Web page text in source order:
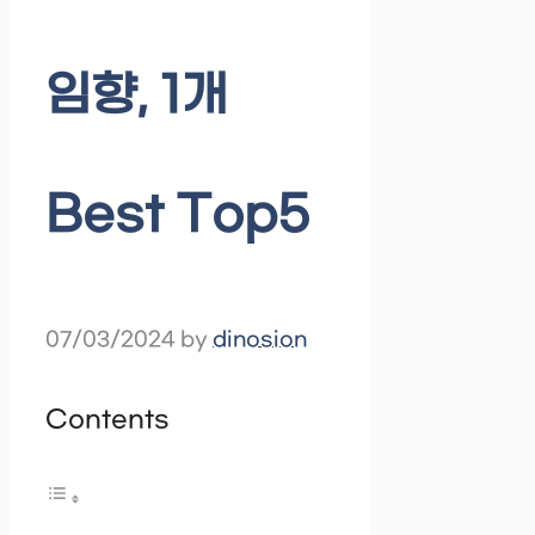
임향, 1개
Best Top5
07/03/2024 by dinosion
Contents